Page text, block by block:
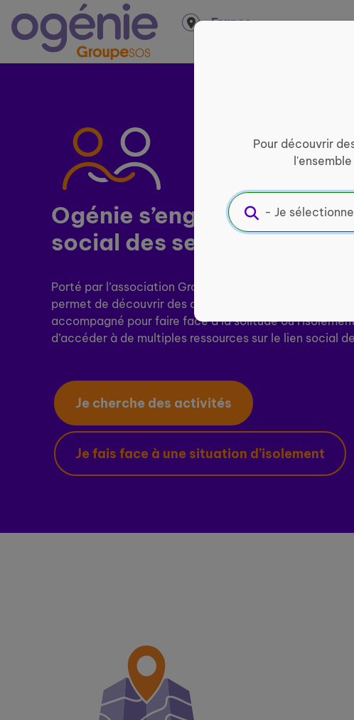
France
Pour découvrir
Ogénie s’engage pour ​le
social des seniors
Porté par l’association Groupe SOS Seniors, le site
permet de découvrir des activités près de chez vous,
accompagné pour faire face à la solitude ou
d’accéder à de multiples ressources sur le lien social
Je cherche des activités
Je fais face à une situation d’isolement
Panneau de gestion des cookies